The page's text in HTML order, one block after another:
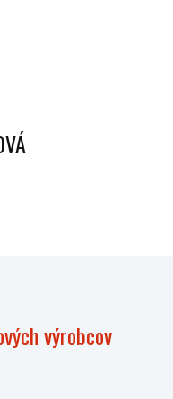
výrobcov